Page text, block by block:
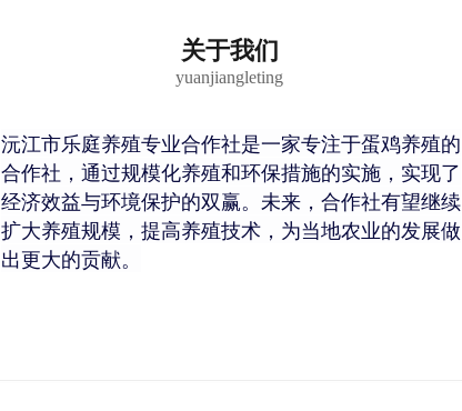
关于我们
yuanjiangleting
沅江市乐庭养殖专业合作社是一家专注于蛋鸡养殖的
合作社，通过规模化养殖和环保措施的实施，实现了
经济效益与环境保护的双赢。未来，合作社有望继续
扩大养殖规模，提高养殖技术，为当地农业的发展做
出更大的贡献。